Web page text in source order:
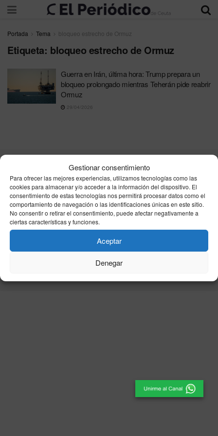
Gestionar consentimiento
Para ofrecer las mejores experiencias, utilizamos tecnologías como las
cookies para almacenar y/o acceder a la información del dispositivo. El
consentimiento de estas tecnologías nos permitirá procesar datos como el
comportamiento de navegación o las identificaciones únicas en este sitio.
No consentir o retirar el consentimiento, puede afectar negativamente a
ciertas características y funciones.
Aceptar
Denegar
Portada Tema bloqueo estrecho de Ormuz
Etiqueta: bloqueo estrecho de Ormuz
Guerra en Irán, última hora: Trump prepara un
bloqueo prolongado mientras Teherán pide reabrir
Ormuz
29/04/2026
Contacta Publicidad Aviso Legal
Política de privacidad
Política de cookies
Unpu Group Solutions SL
El Periódico de Ceuta- Medio de Comunicación